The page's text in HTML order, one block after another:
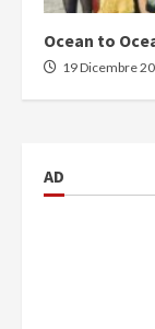
Ocean to
19 Dicembre
AD